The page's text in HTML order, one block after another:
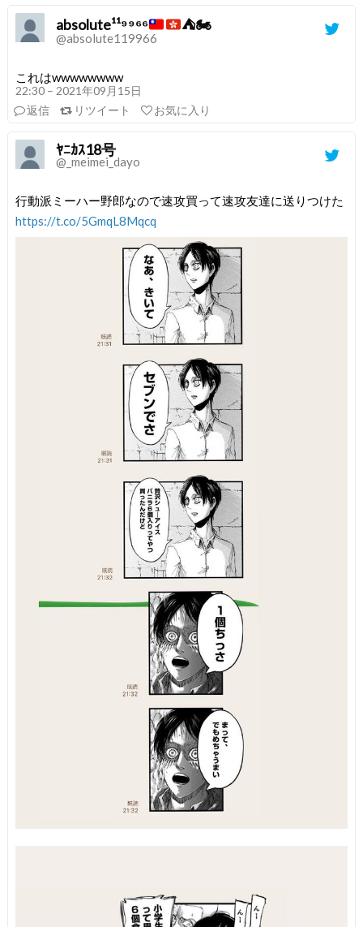
absolute¹¹⁹⁹⁶⁶ ⛺🏍
@absolute119966
これはwwwwwwww
22:30 – 2021年09月15日
返信
リツイート お気に入り
ﾔﾆｶｽ18号
@_meimei_dayo
行動派ミーハー野郎なので速攻買って速攻友達に送りつけた
https://t.co/5GmqL8Mqcq